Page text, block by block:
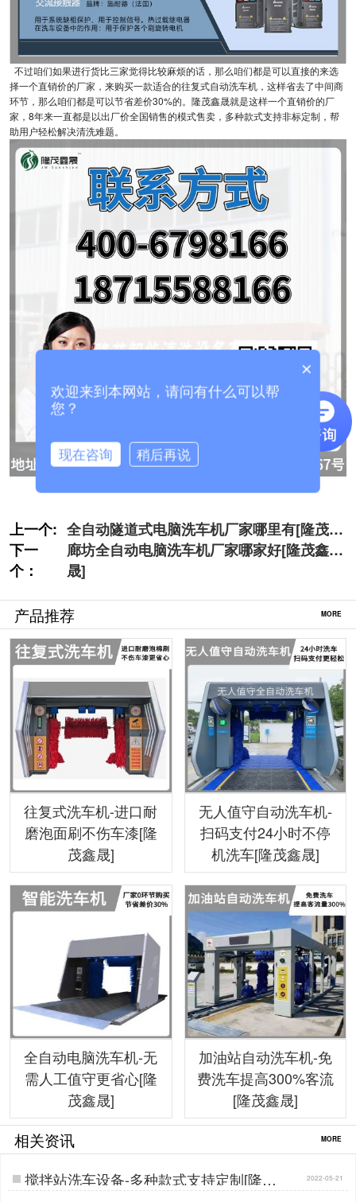
不过咱们如果进行货比三家觉得比较麻烦的话，那么咱们都是可以直接的来选
择一个直销价的厂家，来购买一款适合的往复式自动洗车机，这样省去了中间商
环节，那么咱们都是可以节省差价30%的。隆茂鑫晟就是这样一个直销价的厂
家，8年来一直都是以出厂价全国销售的模式售卖，多种款式支持非标定制，帮
助用户轻松解决清洗难题。
上一个: 全自动隧道式电脑洗车机厂家哪里有[隆茂鑫
晟]
下一
个：
廊坊全自动电脑洗车机厂家哪家好[隆茂鑫
晟]
产品推荐 MORE
往复式洗车机-进口耐
磨泡面刷不伤车漆[隆
茂鑫晟]
无人值守自动洗车机-
扫码支付24小时不停
机洗车[隆茂鑫晟]
全自动电脑洗车机-无
需人工值守更省心[隆
茂鑫晟]
加油站自动洗车机-免
费洗车提高300%客流
[隆茂鑫晟]
相关资讯 MORE
搅拌站洗车设备-多种款式支持定制[隆茂
鑫晟]…
2022-05-21
×
欢迎来到本网站，请问有什么可以帮
您？
现在咨询 稍后再说